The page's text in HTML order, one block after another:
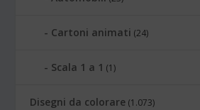
Cartoni animati (24)
Scala 1 a 1 (1)
Disegni da colorare (1.073)